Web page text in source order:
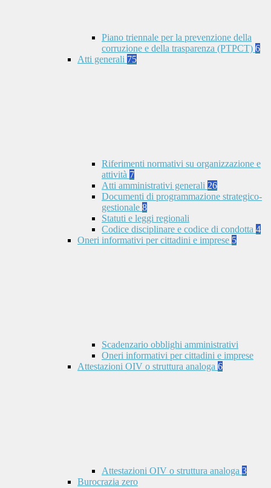
Piano triennale per la prevenzione della
corruzione e della trasparenza (PTPCT) 6
Atti generali 75
Riferimenti normativi su organizzazione e
attività 7
Atti amministrativi generali 26
Documenti di programmazione strategico-
gestionale 8
Statuti e leggi regionali
Codice disciplinare e codice di condotta 4
Oneri informativi per cittadini e imprese 5
Scadenzario obblighi amministrativi
Oneri informativi per cittadini e imprese
Attestazioni OIV o struttura analoga 6
Attestazioni OIV o struttura analoga 3
Burocrazia zero